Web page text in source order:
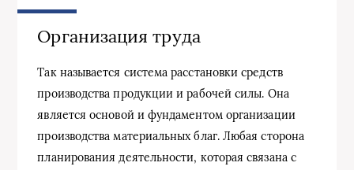
Организация труда
Так называется система расстановки средств
производства продукции и рабочей силы. Она
является основой и фундаментом организации
производства материальных благ. Любая сторона
планирования деятельности, которая связана с